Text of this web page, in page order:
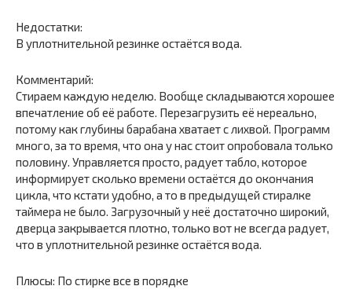
Недостатки:
В уплотнительной резинке остаётся вода.
Комментарий:
Стираем каждую неделю. Вообще складываются хорошее
впечатление об её работе. Перезагрузить её нереально,
потому как глубины барабана хватает с лихвой. Программ
много, за то время, что она у нас стоит опробовала только
половину. Управляется просто, радует табло, которое
информирует сколько времени остаётся до окончания
цикла, что кстати удобно, а то в предыдущей стиралке
таймера не было. Загрузочный у неё достаточно широкий,
дверца закрывается плотно, только вот не всегда радует,
что в уплотнительной резинке остаётся вода.
Плюсы: По стирке все в порядке